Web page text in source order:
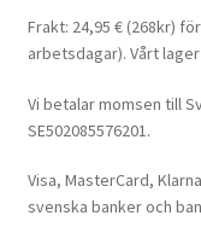
Frakt: 24,95 € (268kr)
arbetsdagar). Vårt
Vi betalar momsen till
SE502085576201.
Visa, MasterCard,
svenska banker och